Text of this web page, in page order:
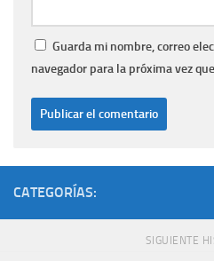
Guarda mi nombre, correo
navegador para la próxima vez
CATEGORÍAS:
SIGUIENTE